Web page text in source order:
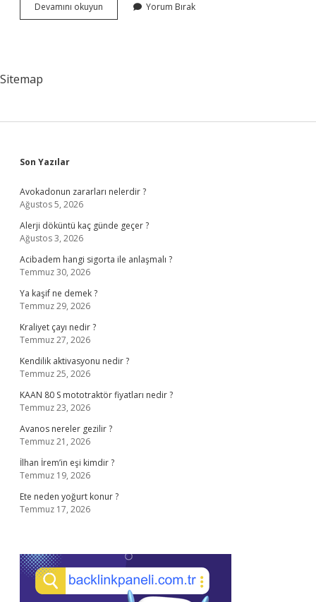
Devamını okuyun
Olsun
Yorum Bırak
Sitemap
Sidebar
Son Yazılar
Avokadonun zararları nelerdir ?
Ağustos 5, 2026
Alerji döküntü kaç günde geçer ?
Ağustos 3, 2026
Acibadem hangi sigorta ile anlaşmalı ?
Temmuz 30, 2026
Ya kaşif ne demek ?
Temmuz 29, 2026
Kraliyet çayı nedir ?
Temmuz 27, 2026
Kendilik aktivasyonu nedir ?
Temmuz 25, 2026
KAAN 80 S mototraktör fiyatları nedir ?
Temmuz 23, 2026
Avanos nereler gezilir ?
Temmuz 21, 2026
İlhan İrem’in eşi kimdir ?
Temmuz 19, 2026
Ete neden yoğurt konur ?
Temmuz 17, 2026